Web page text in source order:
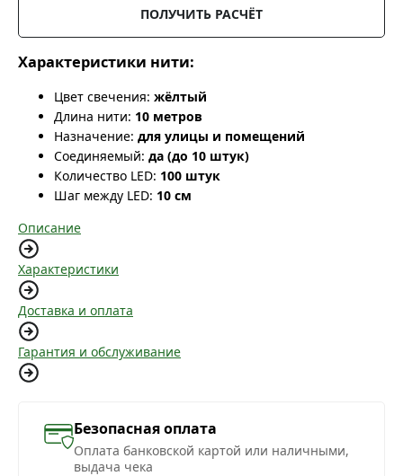
ПОЛУЧИТЬ РАСЧЁТ
Характеристики нити:
Цвет свечения: жёлтый
Длина нити: 10 метров
Назначение: для улицы и помещений
Соединяемый: да (до 10 штук)
Количество LED: 100 штук
Шаг между LED: 10 см
Описание
Характеристики
Доставка и оплата
Гарантия и обслуживание
Безопасная оплата
Оплата банковской картой или наличными,
выдача чека